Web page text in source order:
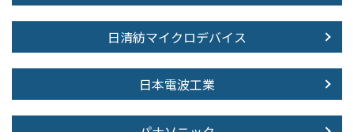
日清紡マイクロデバイス
日本電波工業